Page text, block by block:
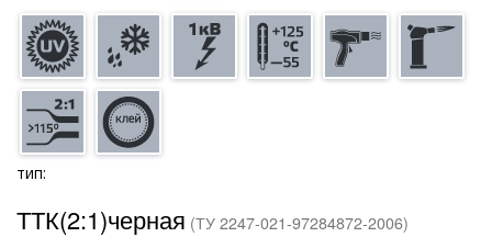
тип:
ТТК(2:1)черная (ТУ 2247-021-97284872-2006)